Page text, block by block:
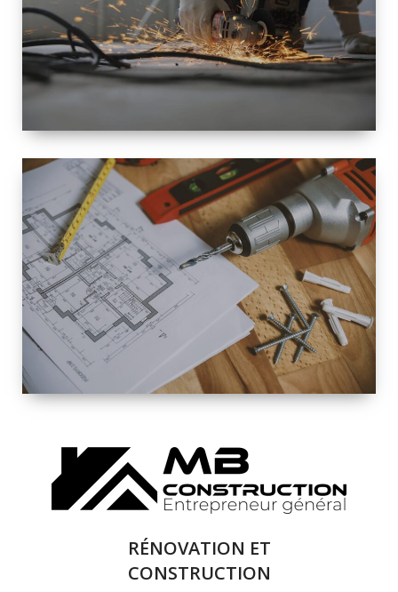
ESPACE
RÉNOVATION
INTÉRIEURE ET
EXTÉRIEURE
SOLUTIONS DE
RÉNOVATION
COMPLÈTE
RÉNOVATION ET
CONSTRUCTION